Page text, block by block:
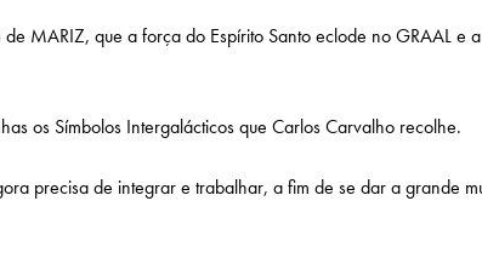
MARIZ, que a força do Espírito Santo eclode no GRAAL
os Símbolos Intergalácticos que Carlos Carvalho recolhe.
precisa de integrar e trabalhar, a fim de se dar a grande